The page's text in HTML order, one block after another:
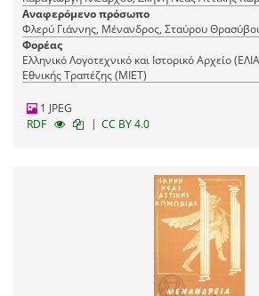
Αναφερόμενο πρόσωπο
Φλερύ Γιάννης, Μένανδρος, Σταύρου
Φορέας
Ελληνικό Λογοτεχνικό και Ιστορικό Αρχείο
Εθνικής Τραπέζης (ΜΙΕΤ)
1 JPEG
RDF
| CC BY 4.0